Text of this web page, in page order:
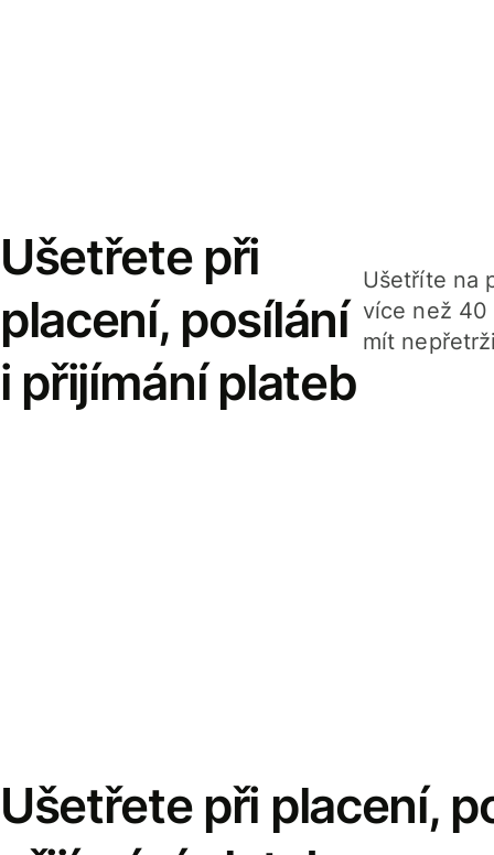
Ušetřete při
placení, posílání
i přijímání plateb
Ušetříte na
více než 40
mít
Ušetřete při placení,